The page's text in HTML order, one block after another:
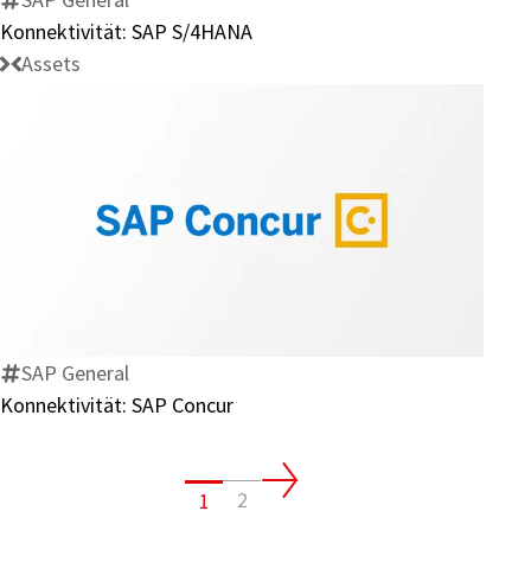
Konnektivität: SAP S/4HANA
Assets
Konnektivität:
SAP General
Konnektivität: SAP Concur
1 2